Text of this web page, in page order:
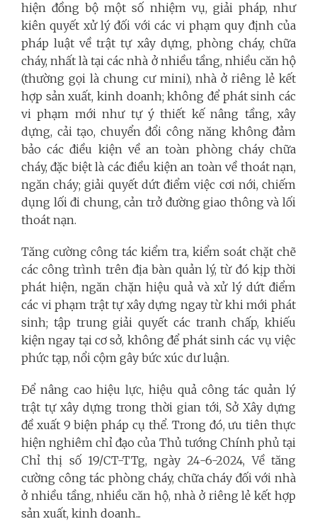
hiện đồng bộ một số nhiệm vụ, giải pháp, như
kiên quyết xử lý đối với các vi phạm quy định của
pháp luật về trật tự xây dựng, phòng cháy, chữa
cháy, nhất là tại các nhà ở nhiều tầng, nhiều căn hộ
(thường gọi là chung cư mini), nhà ở riêng lẻ kết
hợp sản xuất, kinh doanh; không để phát sinh các
vi phạm mới như tự ý thiết kế nâng tầng, xây
dựng, cải tạo, chuyển đổi công năng không đảm
bảo các điều kiện về an toàn phòng cháy chữa
cháy, đặc biệt là các điều kiện an toàn về thoát nạn,
ngăn cháy; giải quyết dứt điểm việc cơi nới, chiếm
dụng lối đi chung, cản trở đường giao thông và lối
thoát nạn.
Tăng cường công tác kiểm tra, kiểm soát chặt chẽ
các công trình trên địa bàn quản lý, từ đó kịp thời
phát hiện, ngăn chặn hiệu quả và xử lý dứt điểm
các vi phạm trật tự xây dựng ngay từ khi mới phát
sinh; tập trung giải quyết các tranh chấp, khiếu
kiện ngay tại cơ sở, không để phát sinh các vụ việc
phức tạp, nổi cộm gây bức xúc dư luận.
Để nâng cao hiệu lực, hiệu quả công tác quản lý
trật tự xây dựng trong thời gian tới, Sở Xây dựng
đề xuất 9 biện pháp cụ thể. Trong đó, ưu tiên thực
hiện nghiêm chỉ đạo của Thủ tướng Chính phủ tại
Chỉ thị số 19/CT-TTg, ngày 24-6-2024, Về tăng
cường công tác phòng cháy, chữa cháy đối với nhà
ở nhiều tầng, nhiều căn hộ, nhà ở riêng lẻ kết hợp
sản xuất, kinh doanh...